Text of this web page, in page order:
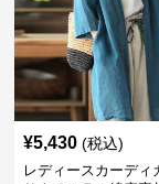
¥5,430 (税込)
レディースカーディ